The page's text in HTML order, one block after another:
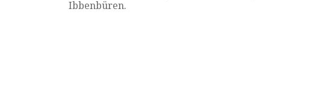
Ibbenbüren.